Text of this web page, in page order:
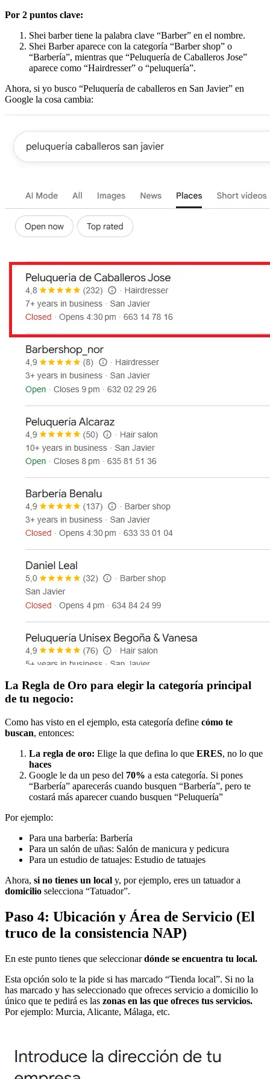
Por 2 puntos clave:
Shei barber tiene la palabra clave “Barber” en el nombre.
Shei Barber aparece con la categoría “Barber shop” o
“Barbería”, mientras que “Peluquería de Caballeros Jose”
aparece como “Hairdresser” o “peluquería”.
Ahora, si yo busco “Peluquería de caballeros en San Javier” en
Google la cosa cambia:
La Regla de Oro para elegir la categoría principal
de tu negocio:
Como has visto en el ejemplo, esta categoría define cómo te
buscan, entonces:
La regla de oro: Elige la que defina lo que ERES, no lo que
haces
Google le da un peso del 70% a esta categoría. Si pones
“Barbería” aparecerás cuando busquen “Barbería”, pero te
costará más aparecer cuando busquen “Peluquería”
Por ejemplo:
Para una barbería: Barbería
Para un salón de uñas: Salón de manicura y pedicura
Para un estudio de tatuajes: Estudio de tatuajes
Ahora, si no tienes un local y, por ejemplo, eres un tatuador a
domicilio selecciona “Tatuador”.
Paso 4: Ubicación y Área de Servicio (El
truco de la consistencia NAP)
En este punto tienes que seleccionardónde se encuentra tu local.
Esta opción solo te la pide si has marcado “Tienda local”. Si no la
has marcado y has seleccionado que ofreces servicio a domicilio lo
único que te pedirá es las zonas en las que ofreces tus servicios.
Por ejemplo: Murcia, Alicante, Málaga, etc.